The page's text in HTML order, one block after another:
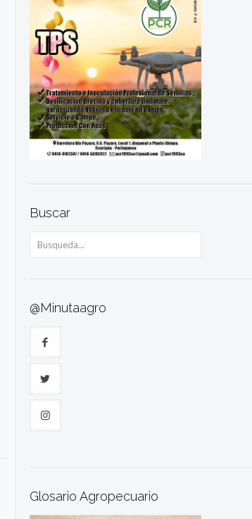
Buscar
@Minutaagro
Glosario Agropecuario